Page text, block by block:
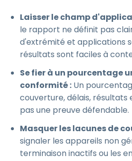
Laisser le champ
le rapport ne définit pas
d'extrémité et applications
résultats sont faciles à
Se fier à un pourcentage
conformité : Un
couverture, délais, résultats
pas une preuve défendable.
Masquer les lacunes de
signaler les appareils non
terminaison inactifs ou les